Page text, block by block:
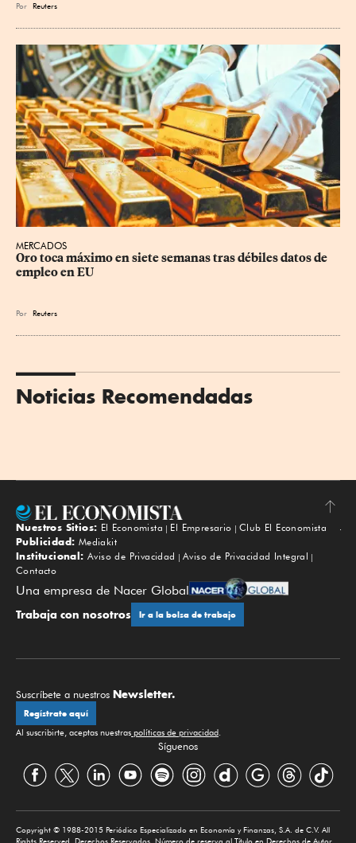
Por Reuters
MERCADOS
Oro toca máximo en siete semanas tras débiles datos de
empleo en EU
Por Reuters
Noticias Recomendadas
Subir
Nuestros Sitios: El Economista El Empresario
Club El Economista
Publicidad: Mediakit
Institucional: Aviso de Privacidad
Aviso de Privacidad Integral
Contacto
Una empresa de Nacer Global
Trabaja con nosotros Ir a la bolsa de trabajo
Suscríbete a nuestros Newsletter.
Regístrate aquí
Al suscribirte, aceptas nuestras políticas de privacidad.
Síguenos
Copyright © 1988-2015 Periódico Especializado en Economía y Finanzas, S.A. de C.V. All
Rights Reserved. Derechos Reservados. Número de reserva al Título en Derechos de Autor